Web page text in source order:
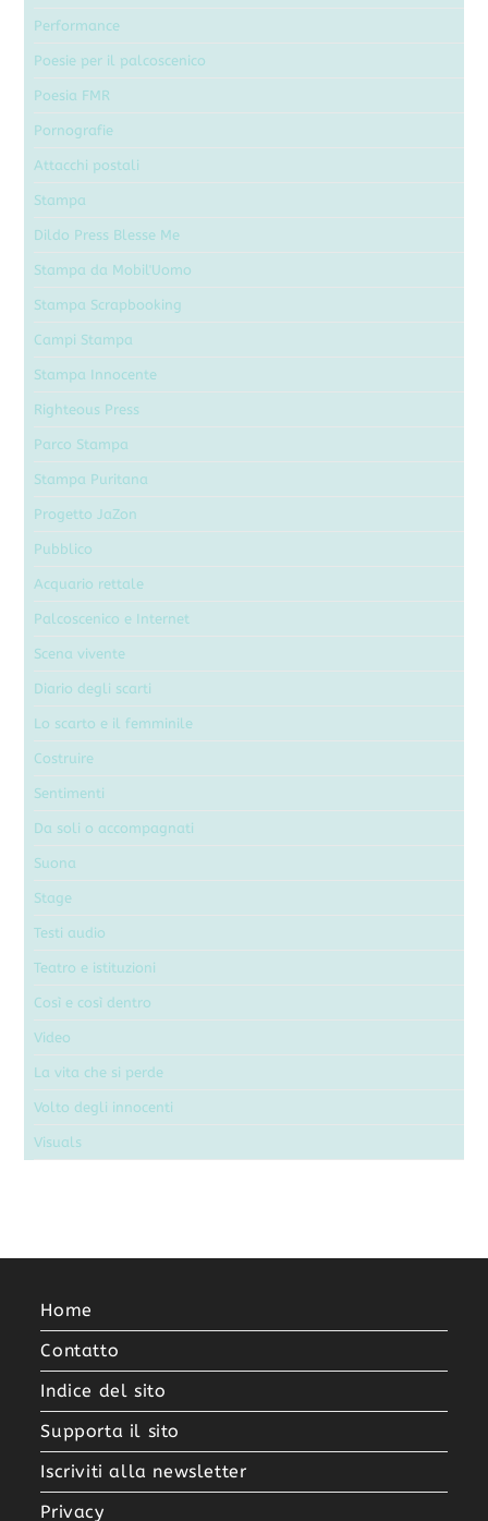
Performance
Poesie per il palcoscenico
Poesia FMR
Pornografie
Attacchi postali
Stampa
Dildo Press Blesse Me
Stampa da Mobil'Uomo
Stampa Scrapbooking
Campi Stampa
Stampa Innocente
Righteous Press
Parco Stampa
Stampa Puritana
Progetto JaZon
Pubblico
Acquario rettale
Palcoscenico e Internet
Scena vivente
Diario degli scarti
Lo scarto e il femminile
Costruire
Sentimenti
Da soli o accompagnati
Suona
Stage
Testi audio
Teatro e istituzioni
Così e così dentro
Video
La vita che si perde
Volto degli innocenti
Visuals
Home
Contatto
Indice del sito
Supporta il sito
Iscriviti alla newsletter
Privacy